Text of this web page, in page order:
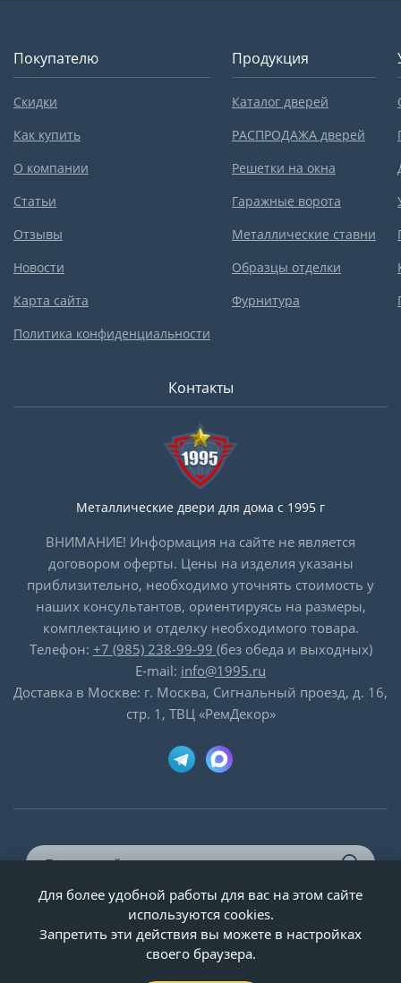
Покупателю
Скидки
Как купить
О компании
Статьи
Отзывы
Новости
Карта сайта
Политика конфиденциальности
Продукция
Каталог дверей
РАСПРОДАЖА дверей
Решетки на окна
Гаражные ворота
Металлические ставни
Образцы отделки
Фурнитура
Контакты
Металлические двери для дома с 1995 г
ВНИМАНИЕ! Информация на сайте не является
договором оферты. Цены на изделия указаны
приблизительно, необходимо уточнять стоимость у
наших консультантов, ориентируясь на размеры,
комплектацию и отделку необходимого товара.
Телефон: +7 (985) 238-99-99 (без обеда и выходных)
E-mail: info@1995.ru
Доставка в Москве: г. Москва, Сигнальный проезд, д. 16,
стр. 1, ТВЦ «РемДекор»
© ООО «Двери-и-точка», ИНН 5020092947, 1995-2026 г.
Для более удобной работы для вас на этом сайте
используются cookies.
Запретить эти действия вы можете в настройках
своего браузера.